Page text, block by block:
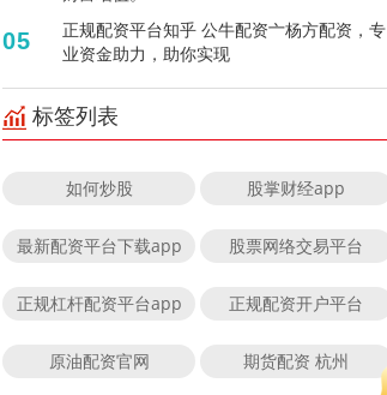
05
正规配资平台知乎 公牛配资亠杨方配资，专
业资金助力，助你实现
标签列表
如何炒股 股掌财经app
最新配资平台下载app 股票网络交易平台
正规杠杆配资平台app 正规配资开户平台
原油配资官网 期货配资 杭州